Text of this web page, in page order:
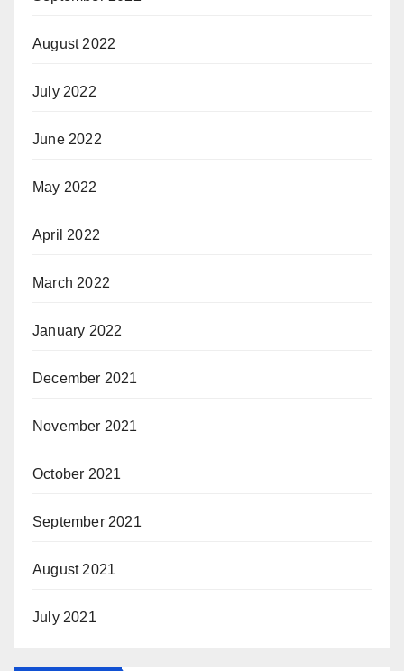
August 2022
July 2022
June 2022
May 2022
April 2022
March 2022
January 2022
December 2021
November 2021
October 2021
September 2021
August 2021
July 2021